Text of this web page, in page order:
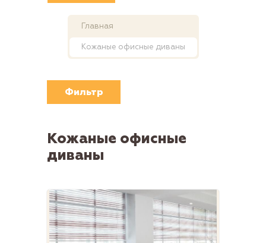
Главная
Кожаные офисные диваны
Фильтр
Кожаные офисные
диваны